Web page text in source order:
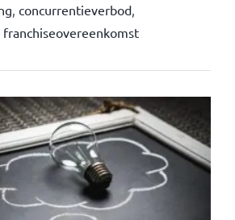
concurrentieverbod,
franchiseovereenkomst